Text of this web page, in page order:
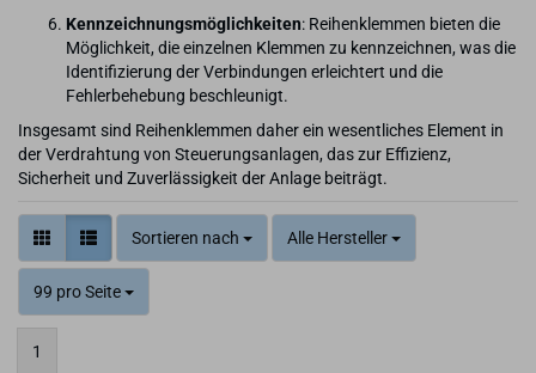
Kennzeichnungsmöglichkeiten: Reihenklemmen bieten die
Möglichkeit, die einzelnen Klemmen zu kennzeichnen, was die
Identifizierung der Verbindungen erleichtert und die
Fehlerbehebung beschleunigt.
Insgesamt sind Reihenklemmen daher ein wesentliches Element in
der Verdrahtung von Steuerungsanlagen, das zur Effizienz,
Sicherheit und Zuverlässigkeit der Anlage beiträgt.
Sortieren nach Alle Hersteller
99 pro Seite
1